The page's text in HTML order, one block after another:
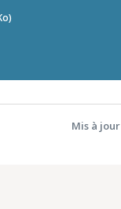
Mis à jour